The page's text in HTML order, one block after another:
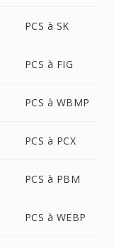
PCS à SK
PCS à FIG
PCS à WBMP
PCS à PCX
PCS à PBM
PCS à WEBP